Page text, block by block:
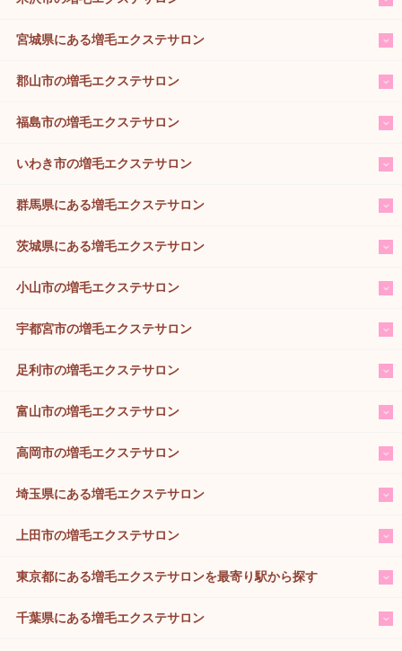
宮城県にある増毛エクステサロン
郡山市の増毛エクステサロン
福島市の増毛エクステサロン
いわき市の増毛エクステサロン
群馬県にある増毛エクステサロン
茨城県にある増毛エクステサロン
小山市の増毛エクステサロン
宇都宮市の増毛エクステサロン
足利市の増毛エクステサロン
富山市の増毛エクステサロン
高岡市の増毛エクステサロン
埼玉県にある増毛エクステサロン
上田市の増毛エクステサロン
東京都にある増毛エクステサロンを最寄り駅から探す
千葉県にある増毛エクステサロン